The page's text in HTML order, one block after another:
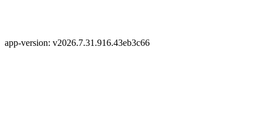
app-version: v2026.7.31.916.43eb3c66